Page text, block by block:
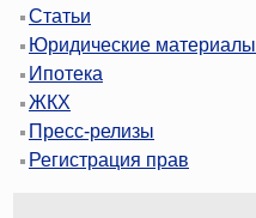
Статьи
Юридические материалы
Ипотека
ЖКХ
Пресс-релизы
Регистрация прав